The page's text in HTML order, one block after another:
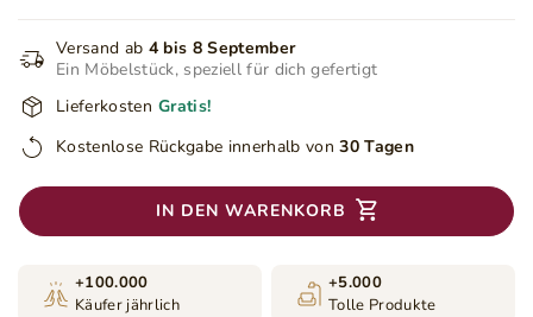
Versand ab 4 bis 8 September
Ein Möbelstück, speziell für dich gefertigt
Lieferkosten Gratis!
Kostenlose Rückgabe innerhalb von 30 Tagen
IN DEN WARENKORB
+100.000
Käufer jährlich
+5.000
Tolle Produkte